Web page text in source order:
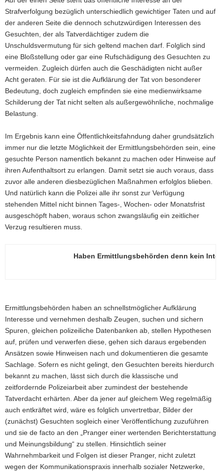
Strafverfolgung bezüglich unterschiedlich gewichtiger Taten und auf
der anderen Seite die dennoch schutzwürdigen Interessen des
Gesuchten, der als Tatverdächtiger zudem die
Unschuldsvermutung für sich geltend machen darf. Folglich sind
eine Bloßstellung oder gar eine Rufschädigung des Gesuchten zu
vermeiden. Zugleich dürfen auch die Geschädigten nicht außer
Acht geraten. Für sie ist die Aufklärung der Tat von besonderer
Bedeutung, doch zugleich empfinden sie eine medienwirksame
Schilderung der Tat nicht selten als außergewöhnliche, nochmalige
Belastung.
Im Ergebnis kann eine Öffentlichkeitsfahndung daher grundsätzlich
immer nur die letzte Möglichkeit der Ermittlungsbehörden sein, eine
gesuchte Person namentlich bekannt zu machen oder Hinweise auf
ihren Aufenthaltsort zu erlangen. Damit setzt sie auch voraus, dass
zuvor alle anderen diesbezüglichen Maßnahmen erfolglos blieben.
Und natürlich kann die Polizei alle ihr sonst zur Verfügung
stehenden Mittel nicht binnen Tages-, Wochen- oder Monatsfrist
ausgeschöpft haben, woraus schon zwangsläufig ein zeitlicher
Verzug resultieren muss.
Haben Ermittlungsbehörden denn kein
Ermittlungsbehörden haben an schnellstmöglicher Aufklärung
Interesse und vernehmen deshalb Zeugen, suchen und sichern
Spuren, gleichen polizeiliche Datenbanken ab, stellen Hypothesen
auf, prüfen und verwerfen diese, gehen sich daraus ergebenden
Ansätzen sowie Hinweisen nach und dokumentieren die gesamte
Sachlage. Sofern es nicht gelingt, den Gesuchten bereits hierdurch
bekannt zu machen, lässt sich durch die klassische und
zeitfordernde Polizeiarbeit aber zumindest der bestehende
Tatverdacht erhärten. Aber da jener auf gleichem Weg regelmäßig
auch entkräftet wird, wäre es folglich unvertretbar, Bilder der
(zunächst) Gesuchten sogleich einer Veröffentlichung zuzuführen
und sie de facto an den „Pranger einer wertenden Berichterstattung
und Meinungsbildung“ zu stellen. Hinsichtlich seiner
Wahrnehmbarkeit und Folgen ist dieser Pranger, nicht zuletzt
wegen der Kommunikationspraxis innerhalb sozialer Netzwerke,